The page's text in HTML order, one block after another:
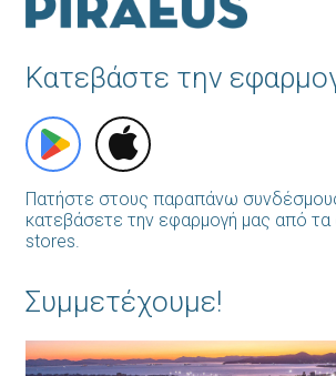
Κατεβάστε την
Πατήστε στους παραπάνω
κατεβάσετε την εφαρμογή μας από τα
stores.
Συμμετέχουμε!